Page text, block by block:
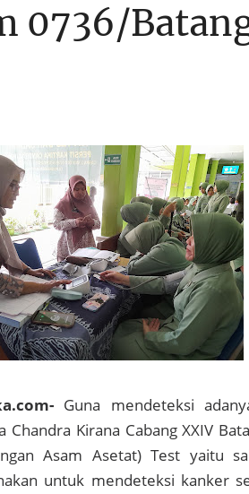
0736/
Guna mendeteksi
Chandra Kirana Cabang XXIV
Asam Asetat) Test yaitu
untuk mendeteksi kanker